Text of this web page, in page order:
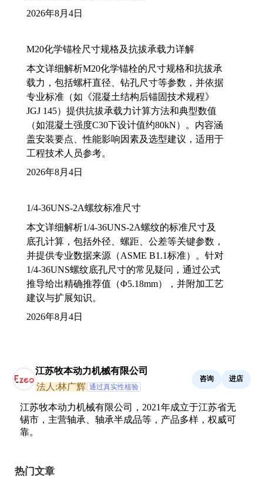
2026年8月4日
M20化学锚栓尺寸规格及抗拔承载力详解
本文详细解析M20化学锚栓的尺寸规格和抗拔承
载力，包括螺杆直径、钻孔尺寸等参数，并依据
专业标准（如《混凝土结构后锚固技术规程》
JGJ 145）提供抗拔承载力计算方法和典型数值
（如混凝土强度C30下设计值约80kN）。内容涵
盖安装要点、性能影响因素及选型建议，适用于
工程技术人员参考。
2026年8月4日
1/4-36UNS-2A螺纹标准尺寸
本文详细解析1/4-36UNS-2A螺纹的标准尺寸及
底孔计算，包括外径、螺距、公差等关键参数，
并提供专业数据来源（ASME B1.1标准）。针对
1/4-36UNS螺纹底孔尺寸的常见疑问，通过公式
推导给出精确推荐值（Φ5.18mm），并附加工艺
建议与扩展知识。
2026年8月4日
江苏牧本动力机械有限公司
法人:林广辉 通过真实性核验
咨询 进店
江苏牧本动力机械有限公司，2021年成立于江苏省无
锡市，主营轴承、轴承半成品等，产品多样，权威可
靠。
热门文章